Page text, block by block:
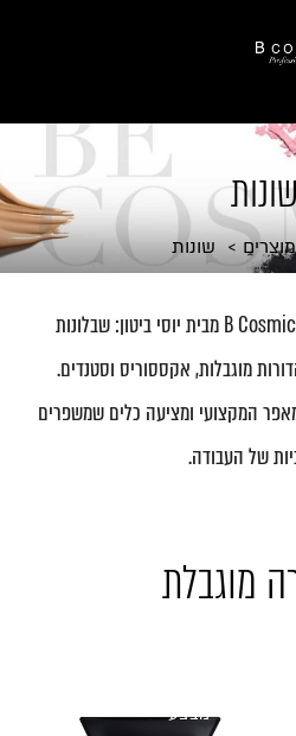
מוצרים שונות
אביזרי איפור ומוצרים נלווים של B Cosmic מבית יוסי ביטון: שבלונות
מוגבלות, אקססוריס וסטנדים.
המקצועי ומציעה כלים שמשפרים
של העבודה.
מוגבלת
מבצע